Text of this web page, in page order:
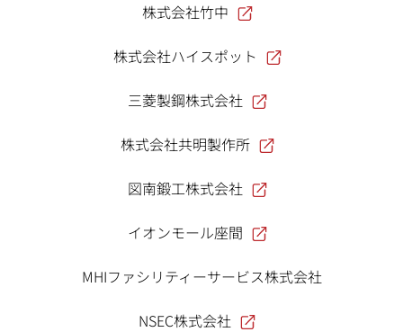
株式会社竹中
株式会社ハイスポット
三菱製鋼株式会社
株式会社共明製作所
図南鍛工株式会社
イオンモール座間
MHIファシリティーサービス株式会社
NSEC株式会社